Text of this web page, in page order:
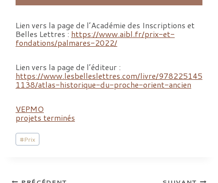
Lien vers la page de l’Académie des Inscriptions et
Belles Lettres : https://www.aibl.fr/prix-et-
fondations/palmares-2022/
Lien vers la page de l’éditeur :
https://www.lesbelleslettres.com/livre/978225145
1138/atlas-historique-du-proche-orient-ancien
VEPMO
projets terminés
Étiquettes
de
#Prix